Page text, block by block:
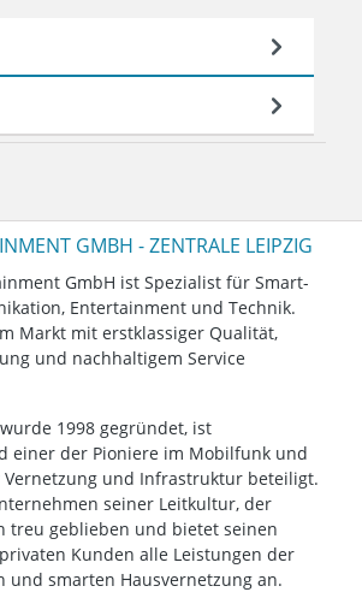
GMBH - ZENTRALE LEIPZIG
GmbH ist Spezialist für Smart-
Entertainment und Technik.
Markt mit erstklassiger Qualität,
und nachhaltigem Service
1998 gegründet, ist
einer der Pioniere im Mobilfunk und
und Infrastruktur beteiligt.
seiner Leitkultur, der
treu geblieben und bietet seinen
Kunden alle Leistungen der
und smarten Hausvernetzung an.